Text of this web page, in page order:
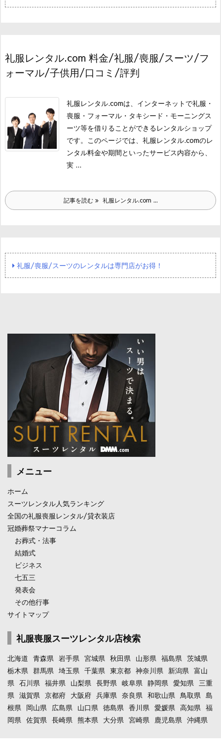
礼服レンタル.com 料金/礼服/喪服/スーツ/フ
ォーマル/子供用/口コミ/評判
礼服レンタル.comは、インターネットで礼服・
喪服・フォーマル・タキシード・モーニングス
ーツ等を借りることができるレンタルショップ
です。 このページでは、礼服レンタル.comのレ
ンタル料金や期間といったサービス内容から、
実 ...
記事を読む 礼服レンタル.com ...
礼服/喪服/スーツのレンタルは専門店がお得！
メニュー
ホーム
スーツレンタル人気ランキング
全国の礼服喪服レンタル/貸衣装店
冠婚葬祭マナーコラム
お葬式・法事
結婚式
ビジネス
七五三
発表会
その他行事
サイトマップ
礼服喪服スーツレンタル店検索
北海道 青森県 岩手県 宮城県 秋田県 山形県 福島県 茨城県
栃木県 群馬県 埼玉県 千葉県 東京都 神奈川県 新潟県 富山
県 石川県 福井県 山梨県 長野県 岐阜県 静岡県 愛知県 三重
県 滋賀県 京都府 大阪府 兵庫県 奈良県 和歌山県 鳥取県 島
根県 岡山県 広島県 山口県 徳島県 香川県 愛媛県 高知県 福
岡県 佐賀県 長崎県 熊本県 大分県 宮崎県 鹿児島県 沖縄県